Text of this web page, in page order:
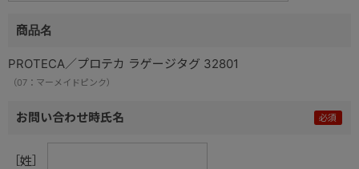
商品名
PROTECA／プロテカ ラゲージタグ 32801
（07：マーメイドピンク）
お問い合わせ時氏名
［姓］